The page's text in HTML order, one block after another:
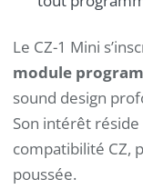
Le CZ-1 Mini
module
sound design
Son intérêt
compatibilité CZ,
poussée.